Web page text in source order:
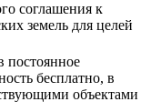
соглашения к
земель для целей
постоянное
бесплатно, в
объектами